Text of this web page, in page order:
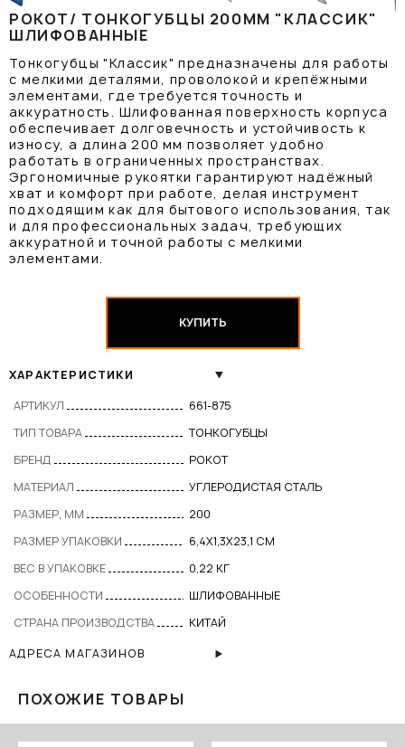
РОКОТ/ ТОНКОГУБЦЫ 200ММ "КЛАССИК"
ШЛИФОВАННЫЕ
Тонкогубцы "Классик" предназначены для работы
с мелкими деталями, проволокой и крепёжными
элементами, где требуется точность и
аккуратность. Шлифованная поверхность корпуса
обеспечивает долговечность и устойчивость к
износу, а длина 200 мм позволяет удобно
работать в ограниченных пространствах.
Эргономичные рукоятки гарантируют надёжный
хват и комфорт при работе, делая инструмент
подходящим как для бытового использования, так
и для профессиональных задач, требующих
аккуратной и точной работы с мелкими
элементами.
КУПИТЬ
ХАРАКТЕРИСТИКИ
АРТИКУЛ
661-875
ТИП ТОВАРА
ТОНКОГУБЦЫ
БРЕНД
РОКОТ
МАТЕРИАЛ
УГЛЕРОДИСТАЯ СТАЛЬ
РАЗМЕР, ММ
200
РАЗМЕР УПАКОВКИ
6,4Х1,3Х23,1 СМ
ВЕС В УПАКОВКЕ
0,22 КГ
ОСОБЕННОСТИ
ШЛИФОВАННЫЕ
СТРАНА ПРОИЗВОДСТВА
КИТАЙ
АДРЕСА МАГАЗИНОВ
ПОХОЖИЕ ТОВАРЫ